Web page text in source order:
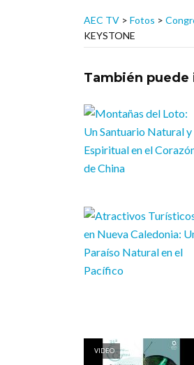
AEC TV > Fotos >
KEYSTONE
También
VIDEO